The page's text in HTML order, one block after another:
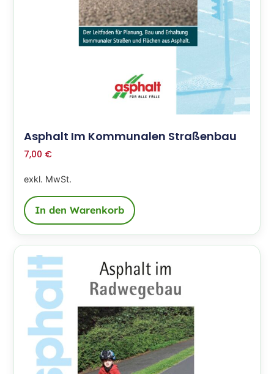
Asphalt Im Kommunalen Straßenbau
7,00 €
exkl. MwSt.
In den Warenkorb